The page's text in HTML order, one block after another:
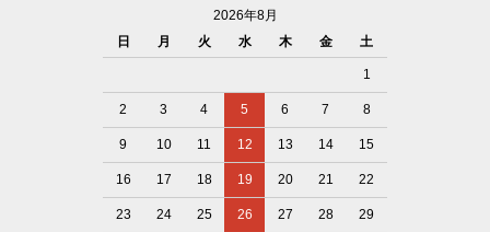
2026年8月
日
月 火 水 木 金 土
1
2 3 4 5 6 7 8
9 10 11 12 13 14 15
16 17 18 19 20 21 22
23 24 25 26 27 28 29